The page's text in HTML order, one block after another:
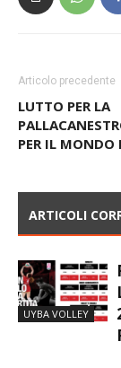
Articolo precedente
LUTTO PER LA
PER IL MONDO
ARTICOLI
UYBA VOLLEY